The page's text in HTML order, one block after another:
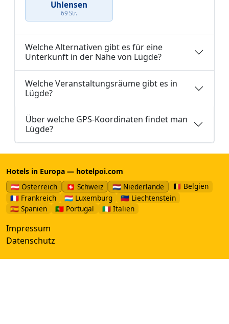
Uhlensen
69 Str.
Welche Alternativen gibt es für eine
Unterkunft in der Nähe von Lügde?
Welche Veranstaltungsräume gibt es in
Lügde?
Über welche GPS-Koordinaten findet man
Lügde?
Hotels in Europa — hotelpoi.com
🇦🇹 Österreich
🇨🇭 Schweiz 🇳🇱 Niederlande
🇧🇪 Belgien
🇫🇷 Frankreich
🇱🇺 Luxemburg
🇱🇮 Liechtenstein
🇪🇸 Spanien
🇵🇹 Portugal 🇮🇹 Italien
Impressum
Datenschutz